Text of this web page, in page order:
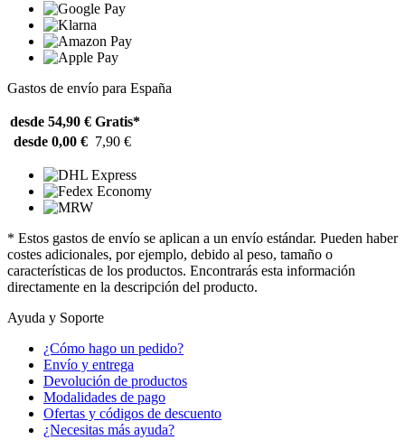
Gastos de envío para España
desde 54,90 € Gratis*
desde 0,00 € 7,90 €
* Estos gastos de envío se aplican a un envío estándar. Pueden haber
costes adicionales, por ejemplo, debido al peso, tamaño o
características de los productos. Encontrarás esta información
directamente en la descripción del producto.
Ayuda y Soporte
¿Cómo hago un pedido?
Envío y entrega
Devolución de productos
Modalidades de pago
Ofertas y códigos de descuento
¿Necesitas más ayuda?